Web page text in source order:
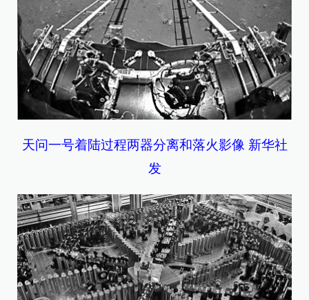
天问一号着陆过程两器分离和落火影像 新华社
发